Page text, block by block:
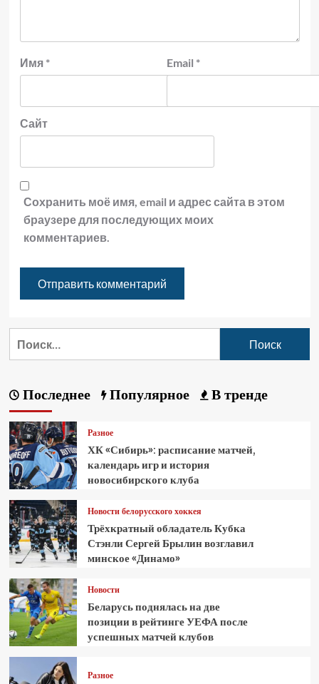
Имя * Email *
Сайт
Сохранить моё имя, email и адрес сайта в этом
браузере для последующих моих
комментариев.
Последнее Популярное В тренде
Разное
ХК «Сибирь»: расписание матчей,
календарь игр и история
новосибирского клуба
Новости белорусского хоккея
Трёхкратный обладатель Кубка
Стэнли Сергей Брылин возглавил
минское «Динамо»
Новости
Беларусь поднялась на две
позиции в рейтинге УЕФА после
успешных матчей клубов
Разное